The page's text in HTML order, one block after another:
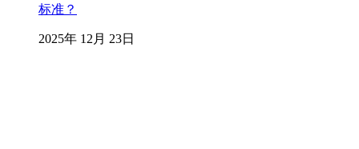
标准？
2025年 12月 23日